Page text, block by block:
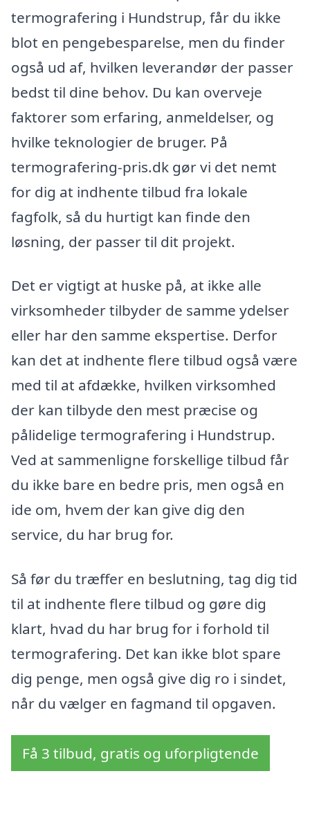
termografering i Hundstrup, får du ikke
blot en pengebesparelse, men du finder
også ud af, hvilken leverandør der passer
bedst til dine behov. Du kan overveje
faktorer som erfaring, anmeldelser, og
hvilke teknologier de bruger. På
termografering-pris.dk gør vi det nemt
for dig at indhente tilbud fra lokale
fagfolk, så du hurtigt kan finde den
løsning, der passer til dit projekt.
Det er vigtigt at huske på, at ikke alle
virksomheder tilbyder de samme ydelser
eller har den samme ekspertise. Derfor
kan det at indhente flere tilbud også være
med til at afdække, hvilken virksomhed
der kan tilbyde den mest præcise og
pålidelige termografering i Hundstrup.
Ved at sammenligne forskellige tilbud får
du ikke bare en bedre pris, men også en
ide om, hvem der kan give dig den
service, du har brug for.
Så før du træffer en beslutning, tag dig tid
til at indhente flere tilbud og gøre dig
klart, hvad du har brug for i forhold til
termografering. Det kan ikke blot spare
dig penge, men også give dig ro i sindet,
når du vælger en fagmand til opgaven.
Få 3 tilbud, gratis og uforpligtende